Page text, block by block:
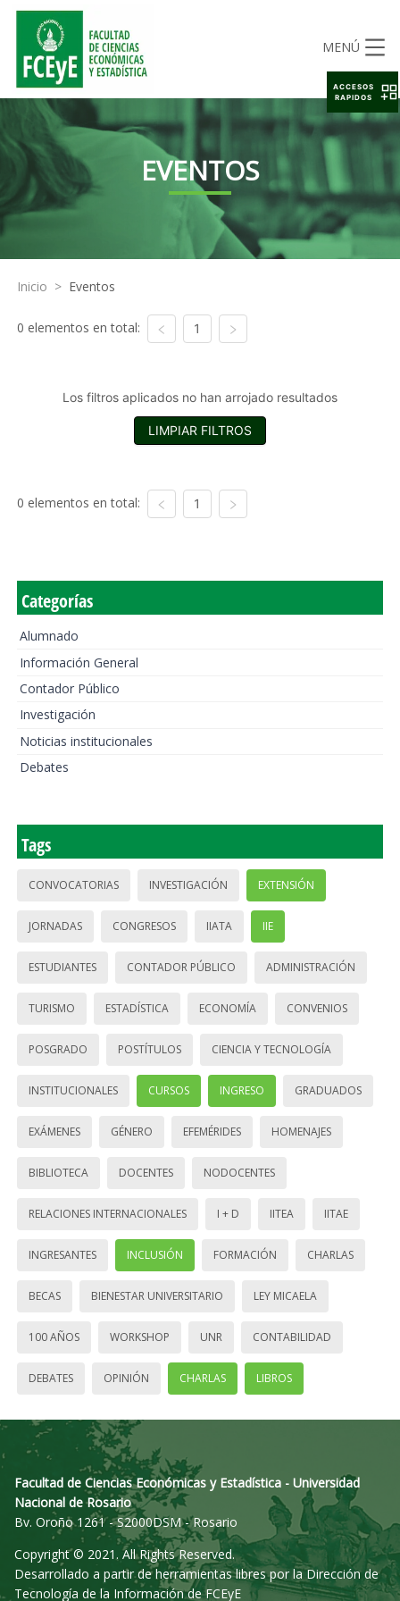
MENÚ
EVENTOS
Inicio > Eventos
0 elementos en total: 1
Los filtros aplicados no han arrojado resultados
LIMPIAR FILTROS
0 elementos en total: 1
Categorías
Alumnado
Información General
Contador Público
Investigación
Noticias institucionales
Debates
Tags
CONVOCATORIAS INVESTIGACIÓN EXTENSIÓN
JORNADAS CONGRESOS IIATA IIE
ESTUDIANTES CONTADOR PÚBLICO ADMINISTRACIÓN
TURISMO ESTADÍSTICA ECONOMÍA CONVENIOS
POSGRADO POSTÍTULOS CIENCIA Y TECNOLOGÍA
INSTITUCIONALES CURSOS INGRESO GRADUADOS
EXÁMENES GÉNERO EFEMÉRIDES HOMENAJES
BIBLIOTECA DOCENTES NODOCENTES
RELACIONES INTERNACIONALES I + D IITEA IITAE
INGRESANTES INCLUSIÓN FORMACIÓN CHARLAS
BECAS BIENESTAR UNIVERSITARIO LEY MICAELA
100 AÑOS WORKSHOP UNR CONTABILIDAD
DEBATES OPINIÓN CHARLAS LIBROS
Facultad de Ciencias Económicas y Estadística - Universidad
Nacional de Rosario
Bv. Oroño 1261 - S2000DSM - Rosario
Copyright © 2021. All Rights Reserved.
Desarrollado a partir de herramientas libres por la Dirección de
Tecnología de la Información de FCEyE
ACCESOS
RAPIDOS